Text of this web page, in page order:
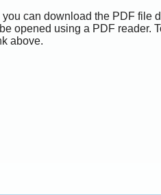
can download the PDF file
opened using a PDF reader.
above.